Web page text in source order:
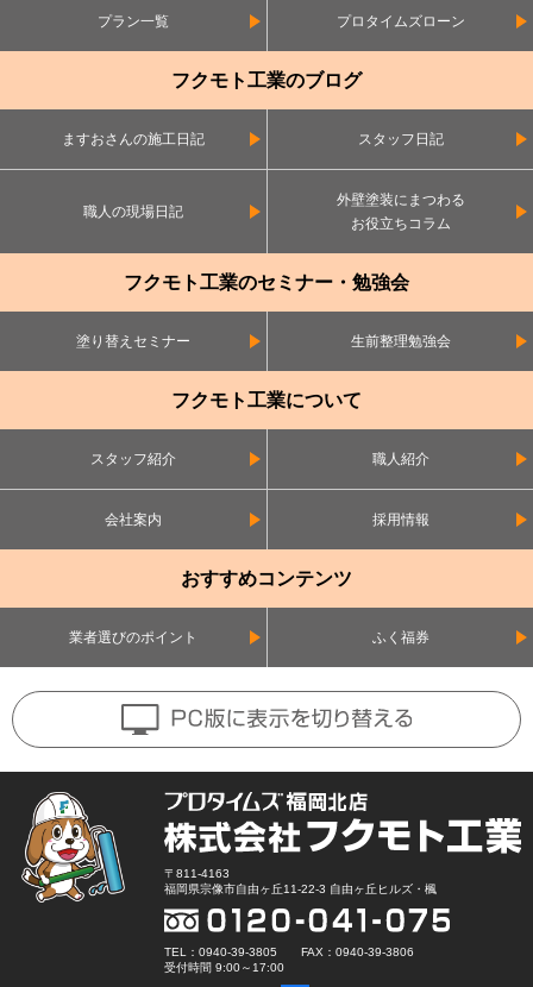
プラン一覧 プロタイムズローン
フクモト工業のブログ
ますおさんの施工日記 スタッフ日記
職人の現場日記
外壁塗装にまつわる
お役立ちコラム
フクモト工業のセミナー・勉強会
塗り替えセミナー 生前整理勉強会
フクモト工業について
スタッフ紹介 職人紹介
会社案内 採用情報
おすすめコンテンツ
業者選びのポイント ふく福券
〒811-4163
福岡県宗像市自由ヶ丘11-22-3 自由ヶ丘ヒルズ・楓
TEL：0940-39-3805 FAX：0940-39-3806
受付時間 9:00～17:00